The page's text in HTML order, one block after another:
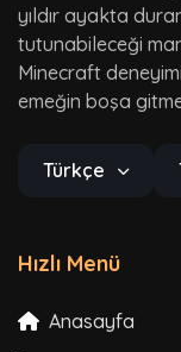
yıldır ayakta
tutunabileceği
Minecraft
emeğin boşa
Türkçe
Hızlı Menü
Anasayfa